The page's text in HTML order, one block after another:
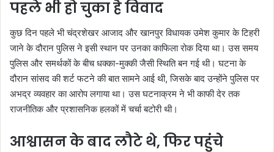
पहले भी हो चुका है विवाद
कुछ दिन पहले भी चंद्रशेखर आजाद और खानपुर विधायक उमेश कुमार के टिहरी
जाने के दौरान पुलिस ने इसी स्थान पर उनका काफिला रोक दिया था। उस समय
पुलिस और समर्थकों के बीच धक्का-मुक्की जैसी स्थिति बन गई थी। घटना के
दौरान सांसद की शर्ट फटने की बात सामने आई थी, जिसके बाद उन्होंने पुलिस पर
अभद्र व्यवहार का आरोप लगाया था। उस घटनाक्रम ने भी काफी देर तक
राजनीतिक और प्रशासनिक हलकों में चर्चा बटोरी थी।
आश्वासन के बाद लौटे थे, फिर पहुंचे